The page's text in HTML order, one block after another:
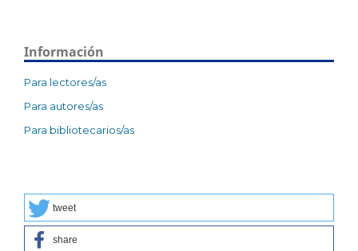
Información
Para lectores/as
Para autores/as
Para bibliotecarios/as
tweet
share